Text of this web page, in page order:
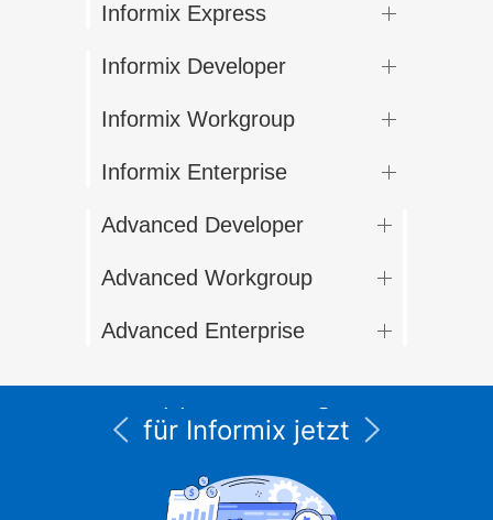
Informix Express
Informix Developer
Informix Workgroup
Informix Enterprise
Advanced Developer
Advanced Workgroup
Advanced Enterprise
Supportleistungen
für Informix jetzt
unter CURSOR
Expert Solutions